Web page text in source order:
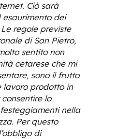
Ciò sarà
dei
regole previste
di San Pietro,
sentito non
cetarese che mi
sono il frutto
lavoro prodotto in
lo
nella
Per questo
di